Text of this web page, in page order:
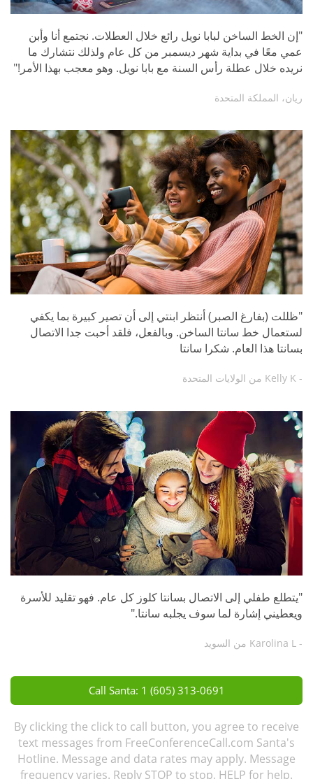
"إن الخط الساخن لبابا نويل رائع خلال العطلات. نجتمع أنا وأبن
عمي معًا في بداية شهر ديسمبر من كل عام ولذلك نتشارك ما
نريده خلال عطلة رأس السنة مع بابا نويل. وهو معجب بهذا الأمر!"
ريان، المملكة المتحدة
"ظللت (بفارغ الصبر) أنتظر ابنتي إلى أن تصير كبيرة بما يكفي
لستعمال خط سانتا الساخن. وبالفعل، فلقد أحبت جدا الاتصال
بسانتا هذا العام. شكرا سانتا
- Kelly K من الولايات المتحدة
"يتطلع طفلي إلى الاتصال بسانتا كلوز كل عام. فهو تقليد للأسرة
ويعطيني إشارة لما سوف يجلبه سانتا."
- Karolina L من السويد
Call Santa: 1 (605) 313-0691
By clicking the click to call button, you agree to receive
text messages from FreeConferenceCall.com Santa's
Hotline. Message and data rates may apply. Message
frequency varies. Reply STOP to stop, HELP for help.